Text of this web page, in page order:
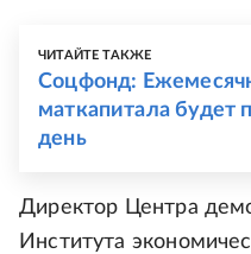
ЧИТАЙТЕ ТАКЖЕ
Соцфонд:
маткапитала будет
день
Директор Центра
Института